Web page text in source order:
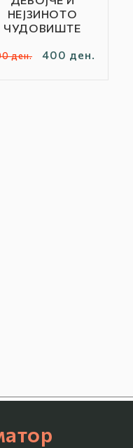
НЕЈЗИНОТО
ЧУДОВИШТЕ
ден.
Продажна
400 ден.